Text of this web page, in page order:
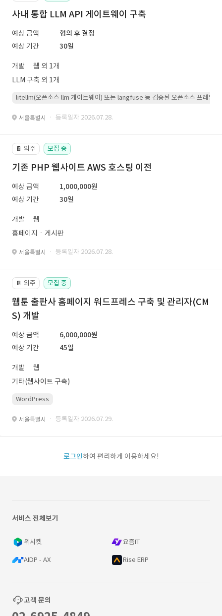
사내 통합 LLM API 게이트웨이 구축
예상 금액
협의 후 결정
예상 기간
30일
개발
웹 외 1개
LLM 구축 외 1개
litellm(오픈소스 llm 게이트웨이) 또는 langfuse 등 검증된 오픈소스 프레임워
서울특별시 · 등록일자 2026.07.28.
📔 외주 모집 중
기존 PHP 웹사이트 AWS 호스팅 이전
예상 금액
1,000,000원
예상 기간
30일
개발
웹
홈페이지ㆍ게시판
서울특별시 · 등록일자 2026.07.28.
📔 외주 모집 중
웹툰 출판사 홈페이지 워드프레스 구축 및 관리자(CM
S) 개발
예상 금액
6,000,000원
예상 기간
45일
개발
웹
기타(웹사이트 구축)
WordPress
서울특별시 · 등록일자 2026.07.29.
로그인하여 편리하게 이용하세요!
서비스 전체보기
위시켓 요즘IT
AIDP - AX Rise ERP
고객 문의